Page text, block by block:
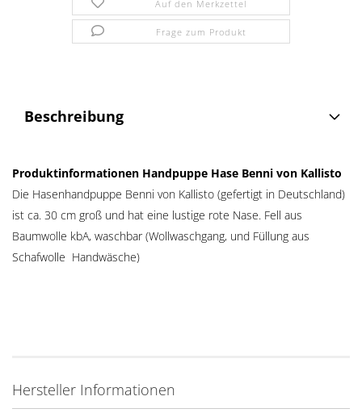
Auf den Merkzettel
Frage zum Produkt
Beschreibung
Produktinformationen Handpuppe Hase Benni von Kallisto
Die Hasenhandpuppe Benni von Kallisto (gefertigt in Deutschland)
ist ca. 30 cm groß und hat eine lustige rote Nase. Fell aus
Baumwolle kbA, waschbar (Wollwaschgang, und Füllung aus
Schafwolle Handwäsche)
Hersteller Informationen